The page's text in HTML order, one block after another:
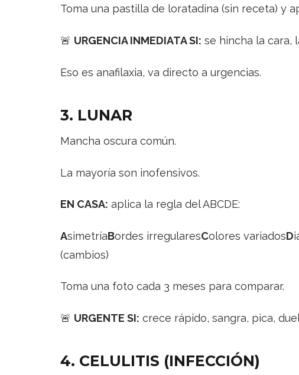
Toma una pastilla de loratadina (sin receta) y
🚨 URGENCIA INMEDIATA SI: se hincha la cara,
Eso es anafilaxia, va directo a urgencias.
3. LUNAR
Mancha oscura común.
La mayoría son inofensivos.
EN CASA: aplica la regla del ABCDE:
AsimetríaBordes irregularesColores variadosD
(cambios)
Toma una foto cada 3 meses para comparar.
🚨 URGENTE SI: crece rápido, sangra, pica,
4. CELULITIS (INFECCIÓN)